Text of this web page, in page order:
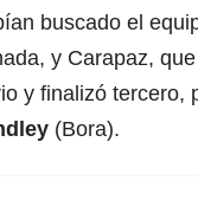
buscado el
y Carapaz,
y finalizó tercero,
(Bora).